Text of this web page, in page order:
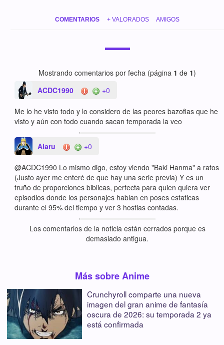
COMENTARIOS + VALORADOS AMIGOS
Mostrando comentarios por fecha (página 1 de 1)
ACDC1990
+0
Me lo he visto todo y lo considero de las peores bazofias que he
visto y aún con todo cuando sacan temporada la veo
Alaru +0
@ACDC1990 Lo mismo digo, estoy viendo "Baki Hanma" a ratos
(Justo ayer me enteré de que hay una serie previa) Y es un
truño de proporciones biblicas, perfecta para quien quiera ver
episodios donde los personajes hablan en poses estaticas
durante el 95% del tiempo y ver 3 hostias contadas.
Los comentarios de la noticia están cerrados porque es
demasiado antigua.
Más sobre Anime
Crunchyroll comparte una nueva
imagen del gran anime de fantasía
oscura de 2026: su temporada 2 ya
está confirmada